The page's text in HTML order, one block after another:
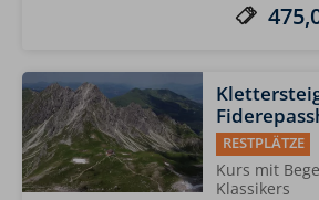
RESTPLÄTZE
Kurs mit
Klassikers